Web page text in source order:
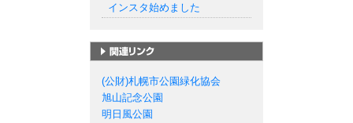
インスタ始めました
(公財)札幌市公園緑化協会
旭山記念公園
明日風公園